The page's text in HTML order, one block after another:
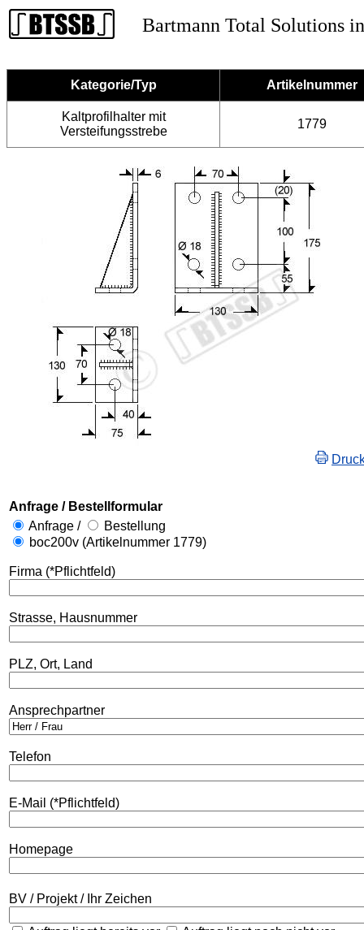
Bartmann Total Solutions
Kategorie/Typ Artikelnummer
Kaltprofilhalter mit
Versteifungsstrebe
1779
Anfrage / Bestellformular
Anfrage /
Bestellung
boc200v (Artikelnummer 1779)
Firma (*Pflichtfeld)
Strasse, Hausnummer
PLZ, Ort, Land
Ansprechpartner
Telefon
E-Mail (*Pflichtfeld)
Homepage
BV / Projekt / Ihr Zeichen